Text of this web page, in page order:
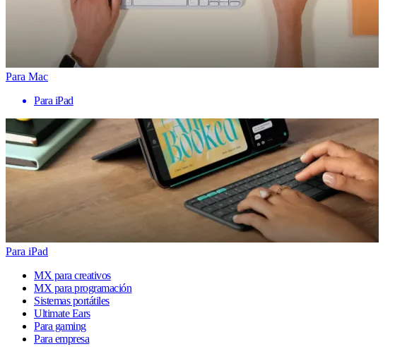
Para Mac
Para iPad
Para iPad
MX para creativos
MX para programación
Sistemas portátiles
Ultimate Ears
Para gaming
Para empresa